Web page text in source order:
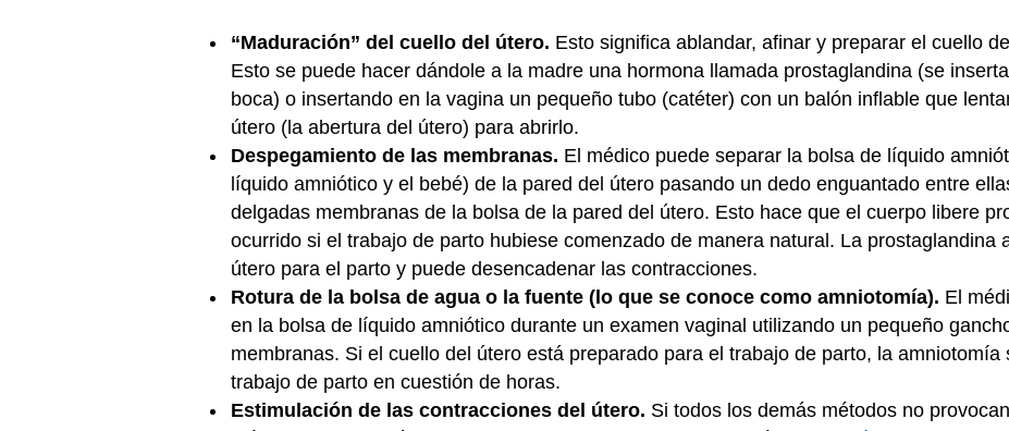
“Maduración” del cuello del útero. Esto significa ablandar, afinar y preparar el cuello
Esto se puede hacer dándole a la madre una hormona llamada prostaglandina (se
boca) o insertando en la vagina un pequeño tubo (catéter) con un balón inflable que
útero (la abertura del útero) para abrirlo.
Despegamiento de las membranas. El médico puede separar la bolsa de líquido
líquido amniótico y el bebé) de la pared del útero pasando un dedo enguantado entre
delgadas membranas de la bolsa de la pared del útero. Esto hace que el cuerpo libere
ocurrido si el trabajo de parto hubiese comenzado de manera natural. La prostaglandina
útero para el parto y puede desencadenar las contracciones.
Rotura de la bolsa de agua o la fuente (lo que se conoce como amniotomía). El
en la bolsa de líquido amniótico durante un examen vaginal utilizando un pequeño
membranas. Si el cuello del útero está preparado para el trabajo de parto, la amniotomía
trabajo de parto en cuestión de horas.
Estimulación de las contracciones del útero. Si todos los demás métodos no